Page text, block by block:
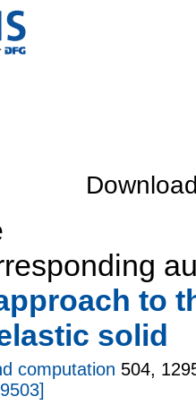
to
solid
computation 504,
]